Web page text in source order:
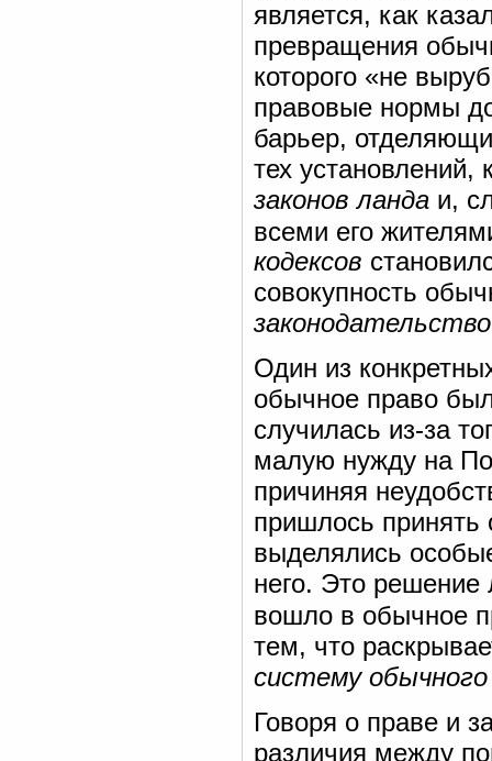
является, как
превращения
которого «не
правовые нормы
барьер,
тех
законов ланда и,
всеми его
кодексов
совокупность
законодательство
Один из
обычное право был
случилась из-за
малую нужду на
причиняя
пришлось
выделялись
него. Это
вошло в обычное
тем, что
систему обычного
Говоря о праве и
различия между